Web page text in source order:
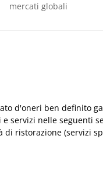
mercati globali
d'oneri ben definito
servizi nelle seguenti
ristorazione (servizi